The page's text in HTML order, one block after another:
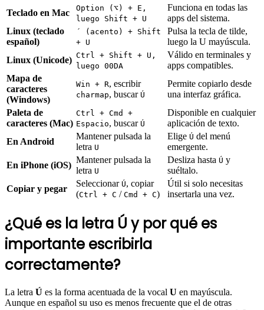
Teclado en Mac
Option (⌥) + E,
luego Shift + U
Funciona en todas las
apps del sistema.
Linux (teclado
español)
´ (acento) + Shift
+ U
Pulsa la tecla de tilde,
luego la U mayúscula.
Linux (Unicode) Ctrl + Shift + U,
luego 00DA
Válido en terminales y
apps compatibles.
Mapa de
caracteres
(Windows)
Win + R, escribir
charmap, buscar Ú
Permite copiarlo desde
una interfaz gráfica.
Paleta de
caracteres (Mac)
Ctrl + Cmd +
Espacio, buscar Ú
Disponible en cualquier
aplicación de texto.
En Android
Mantener pulsada la
letra U
Elige Ú del menú
emergente.
En iPhone (iOS)
Mantener pulsada la
letra U
Desliza hasta Ú y
suéltalo.
Copiar y pegar
Seleccionar Ú, copiar
(Ctrl + C / Cmd + C)
Útil si solo necesitas
insertarla una vez.
¿Qué es la letra Ú y por qué es
importante escribirla
correctamente?
La letra Ú es la forma acentuada de la vocal U en mayúscula.
Aunque en español su uso es menos frecuente que el de otras